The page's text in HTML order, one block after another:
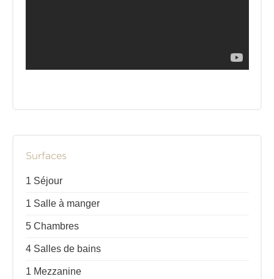
Surfaces
1 Séjour
1 Salle à manger
5 Chambres
4 Salles de bains
1 Mezzanine